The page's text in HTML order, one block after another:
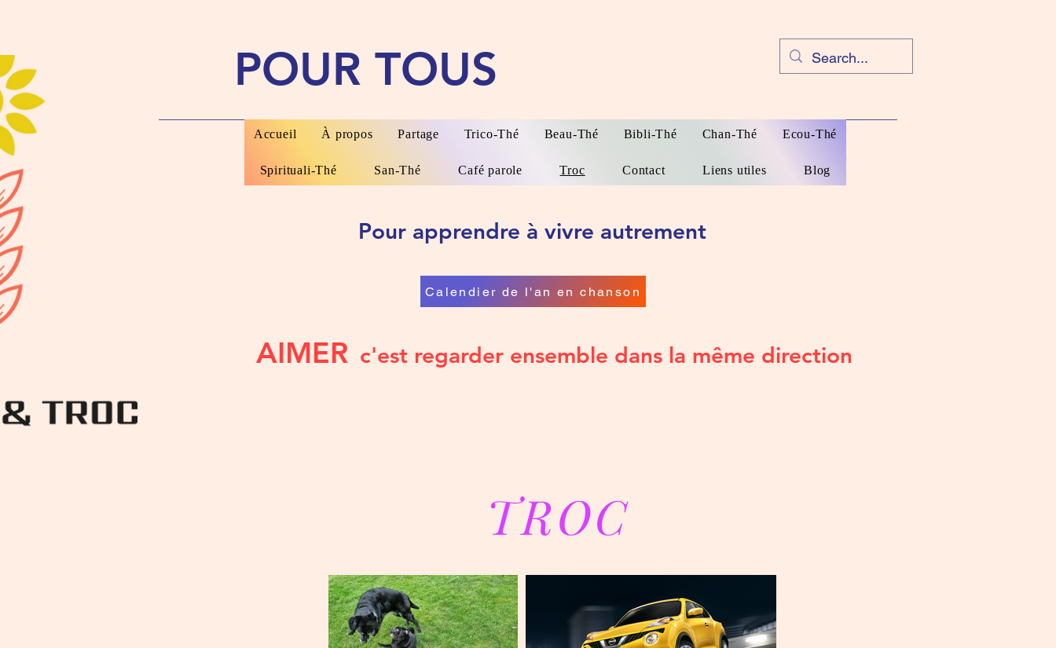
POUR TOUS
Accueil À propos Partage Trico-Thé Beau-Thé Bibli-Thé Chan-Thé Ecou-Thé
Spirituali-Thé San-Thé Café parole Troc Contact Liens utiles Blog
Pour apprendre à vivre autrement
Calendier de l'an en chanson
AIMER c'est regarder ensemble dans la même direction
TROC